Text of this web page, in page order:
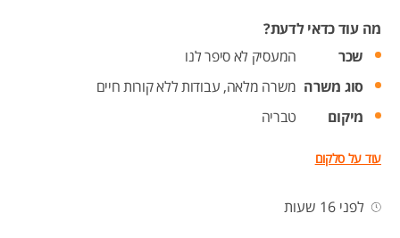
מה עוד כדאי לדעת?
שכר
המעסיק לא סיפר לנו
סוג משרה משרה מלאה, עבודות ללא קורות חיים
מיקום
טבריה
עוד על סלקום
לפני 16 שעות